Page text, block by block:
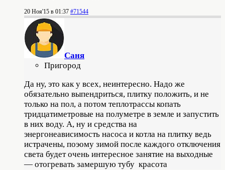
20 Ноя'15 в 01:37 #71544
Саня
Пригород
Да ну, это как у всех, неинтересно. Надо же
обязательно выпендриться, плитку положить, и не
только на пол, а потом теплотрассы копать
тридцатиметровые на полуметре в земле и запустить
в них воду. А, ну и средства на
энергонеависимость насоса и котла на плитку ведь
истрачены, поэому зимой после каждого отключения
света будет очень интересное занятие на выходные
— отогревать замершую тубу красота